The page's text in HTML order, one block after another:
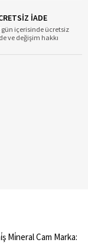
İADE
gün içerisinde ücretsiz
ve değişim hakkı
Mi̇neral Cam Marka: